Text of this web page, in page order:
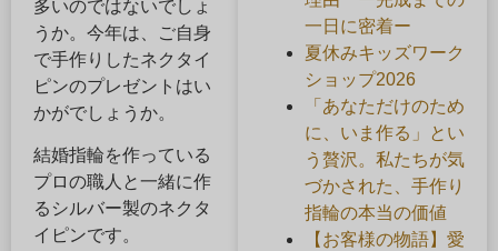
多いのではないでしょ
うか。今年は、ご自身
で手作りしたネクタイ
ピンのプレゼントはい
かがでしょうか。
結婚指輪を作っている
プロの職人と一緒に作
るシルバー製のネクタ
イピンです。
一日に密着ー
夏休みキッズワーク
ショップ2026
「あなただけのため
に、いま作る」とい
う贅沢。私たちが気
づかされた、手作り
指輪の本当の価値
【お客様の物語】愛